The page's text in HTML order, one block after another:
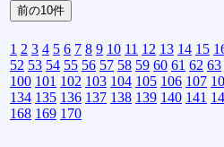
1 2 3 4 5 6 7 8 9 10 11 12 13 14 15
52 53 54 55 56 57 58 59 60 61 62 63
100 101 102 103 104 105 106 107
134 135 136 137 138 139 140 141
168 169 170